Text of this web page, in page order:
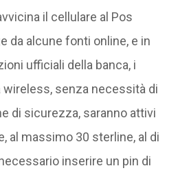
il cellulare al Pos
da alcune fonti online, e in
ufficiali della banca, i
senza necessità di
di sicurezza, saranno attivi
al massimo 30 sterline, al di
inserire un pin di